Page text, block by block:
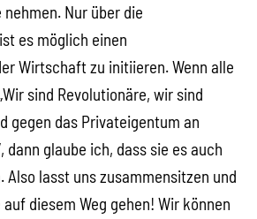
Nur über die
es möglich einen
Wirtschaft zu initiieren. Wenn alle
sind Revolutionäre, wir sind
gegen das Privateigentum an
dann glaube ich, dass sie es auch
Also lasst uns zusammensitzen und
diesem Weg gehen! Wir können